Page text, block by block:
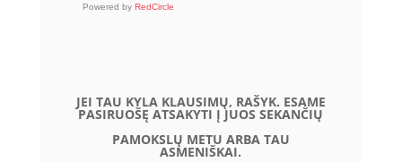
Powered by RedCircle
JEI TAU KYLA KLAUSIMŲ, RAŠYK. ESAME
PASIRUOŠĘ ATSAKYTI Į JUOS SEKANČIŲ
PAMOKSLŲ METU ARBA TAU
ASMENIŠKAI.